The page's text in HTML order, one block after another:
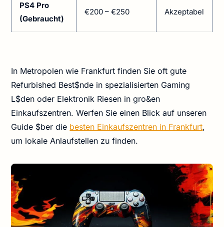
PS4 Pro
(Gebraucht)
€200 – €250 Akzeptabel
In Metropolen wie Frankfurt finden Sie oft gute
Refurbished Best$nde in spezialisierten Gaming
L$den oder Elektronik Riesen in gro&en
Einkaufszentren. Werfen Sie einen Blick auf unseren
Guide $ber die besten Einkaufszentren in Frankfurt,
um lokale Anlaufstellen zu finden.